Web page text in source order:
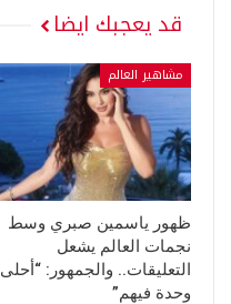
قد يعجبك ايضا
مشاهير العالم
ظهور ياسمين صبري وسط
نجمات العالم يشعل
التعليقات.. والجمهور: “أحلى
وحدة فيهم”